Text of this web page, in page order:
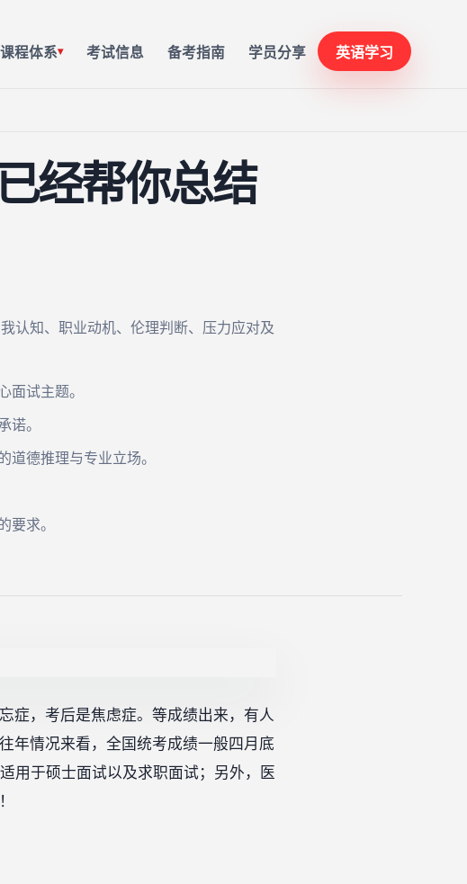
课程体系▾ 考试信息 备考指南 学员分享 英语学习
经帮你总结
认知、职业动机、伦理判断、压力应对及
面试主题。
诺。
道德推理与专业立场。
要求。
症，考后是焦虑症。等成绩出来，有人
年情况来看，全国统考成绩一般四月底
用于硕士面试以及求职面试；另外，医